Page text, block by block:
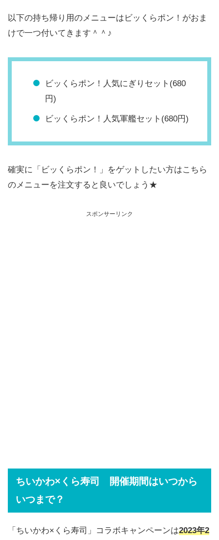
以下の持ち帰り用のメニューはビッくらポン！がおま
けで一つ付いてきます＾＾♪
ビッくらポン！人気にぎりセット(680
円)
ビッくらポン！人気軍艦セット(680円)
確実に「ビッくらポン！」をゲットしたい方はこちら
のメニューを注文すると良いでしょう★
スポンサーリンク
ちいかわ×くら寿司 開催期間はいつから
いつまで？
「ちいかわ×くら寿司」コラボキャンペーンは2023年2